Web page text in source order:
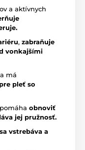
a aktívnych
, zabraňuje
vonkajšími
a má
pleť so
obnoviť
jej pružnosť.
vstrebáva a